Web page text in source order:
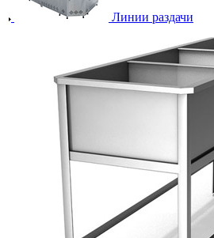
Линии раздачи